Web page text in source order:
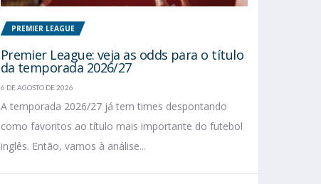
PREMIER LEAGUE
Premier League: veja as odds para o título
da temporada 2026/27
6 DE AGOSTO DE 2026
A temporada 2026/27 já tem times despontando
como favoritos ao título mais importante do futebol
inglês. Então, vamos à análise...